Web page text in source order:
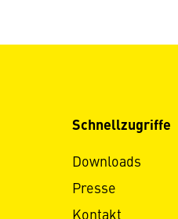
Schnellzugriffe
Downloads
Presse
Kontakt